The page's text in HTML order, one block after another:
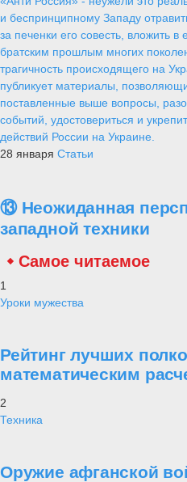
и беспринципному Западу
за печенки его совесть, вложить
братским прошлым многих
трагичность происходящего на
публикует материалы,
поставленные выше вопросы,
событий, удостовериться и
действий России на Украине.
28 января Статьи
⑬ Неожиданная
западной техники
Самое читаемое
1
Уроки мужества
Рейтинг лучших
математическим
2
Техника
Оружие афганской